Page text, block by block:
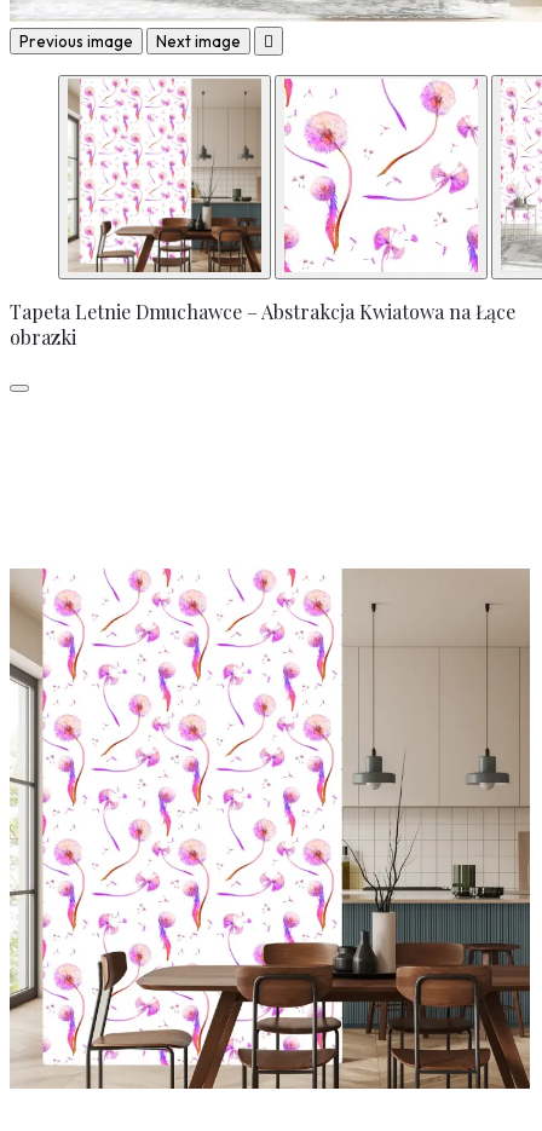
Previous image Next image 
Tapeta Letnie Dmuchawce – Abstrakcja Kwiatowa na Łące
obrazki